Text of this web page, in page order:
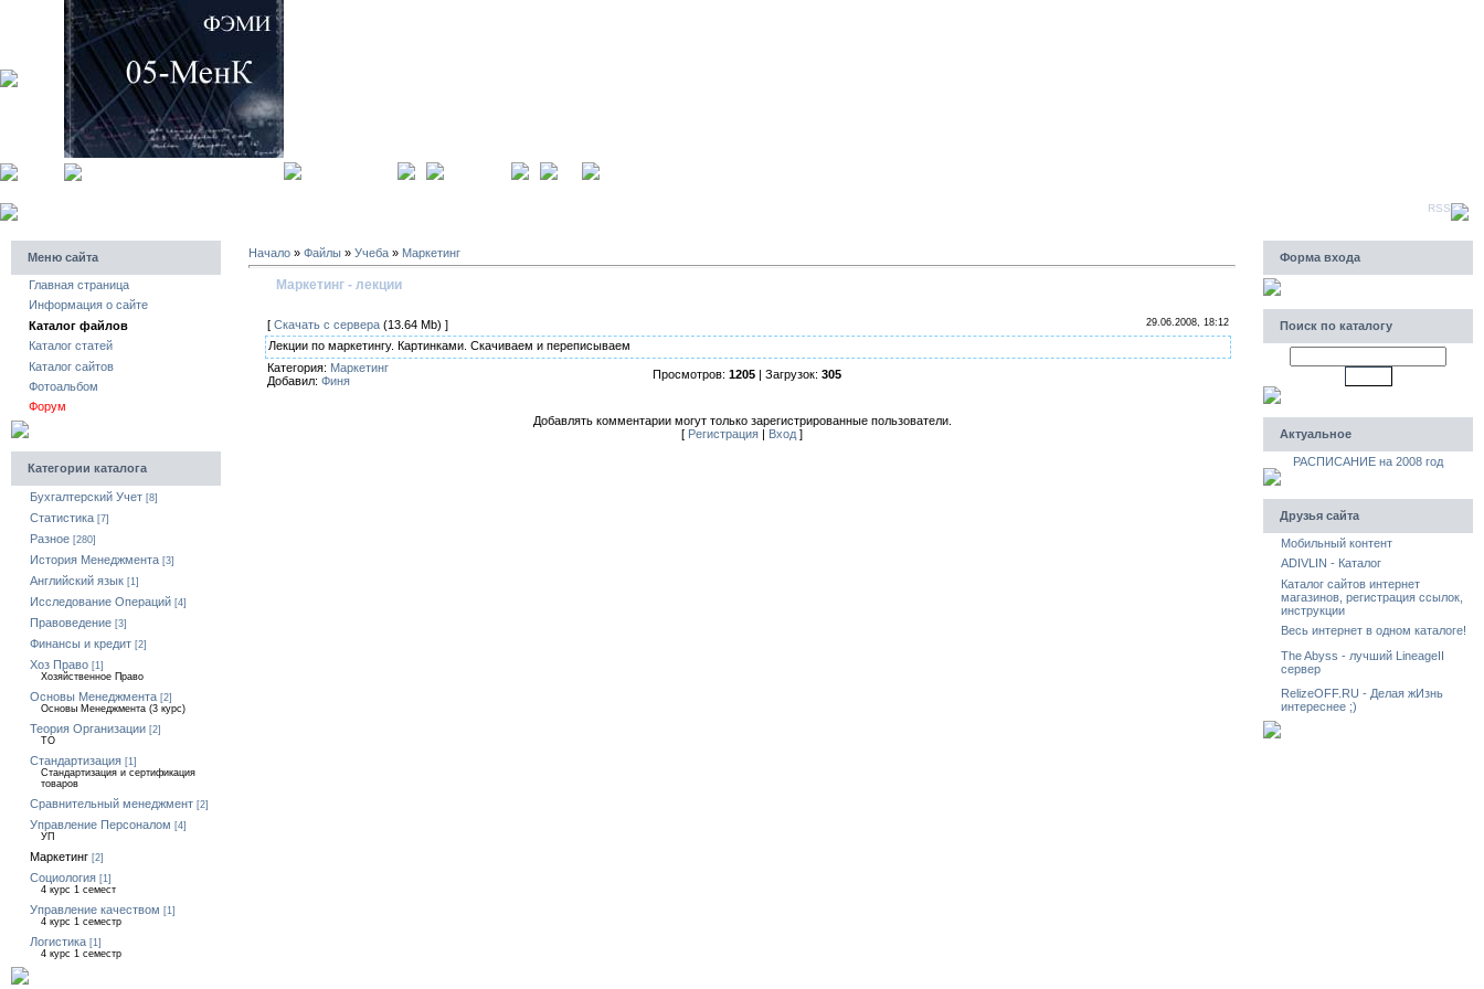
RSS
Меню сайта
Главная страница
Информация о сайте
Каталог файлов
Каталог статей
Каталог сайтов
Фотоальбом
Форум
Категории каталога
Бухгалтерский Учет [8]
Статистика [7]
Разное [280]
История Менеджмента [3]
Английский язык [1]
Исследование Операций [4]
Правоведение [3]
Финансы и кредит [2]
Хоз Право [1]
Хозяйственное Право
Основы Менеджмента [2]
Основы Менеджмента (3 курс)
Теория Организации [2]
ТО
Стандартизация [1]
Стандартизация и сертификация
товаров
Сравнительный менеджмент [2]
Управление Персоналом [4]
УП
Маркетинг [2]
Социология [1]
4 курс 1 семест
Управление качеством [1]
4 курс 1 семестр
Логистика [1]
4 курс 1 семестр
Начало » Файлы » Учеба » Маркетинг
Маркетинг - лекции
[ Скачать с сервера (13.64 Mb) ] 29.06.2008, 18:12
Лекции по маркетингу. Картинками. Скачиваем и переписываем
Категория: Маркетинг
Добавил: Финя Просмотров: 1205 | Загрузок: 305
Добавлять комментарии могут только зарегистрированные пользователи.
[ Регистрация | Вход ]
Форма входа
Поиск по каталогу
Актуальное
РАСПИСАНИЕ на 2008 год
Друзья сайта
Мобильный контент
ADIVLIN - Каталог
Каталог сайтов интернет
магазинов, регистрация ссылок,
инструкции
Весь интернет в одном каталоге!
The Abyss - лучший LineageII
сервер
RelizeOFF.RU - Делая жИзнь
интереснее ;)